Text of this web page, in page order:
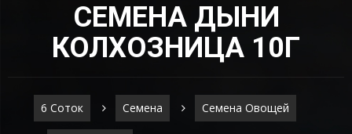
СЕМЕНА ДЫНИ
КОЛХОЗНИЦА 10Г
6 Соток Семена Семена Овощей